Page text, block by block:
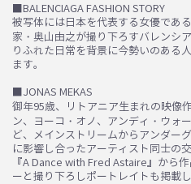
■BALENCIAGA FASHION STORY
被写体には日本を代表する女優であ
家・奥山由之が撮り下ろすバレンシ
りふれた日常を背景に今勢いのある
ます。
■JONAS MEKAS
御年95歳、リトアニア生まれの映像
ン、ヨーコ・オノ、アンディ・ウォ
ど、メインストリームからアンダー
に影響し合ったアーティスト同士の
『A Dance with Fred Astaire』から
ーと撮り下ろしポートレイトも掲載し